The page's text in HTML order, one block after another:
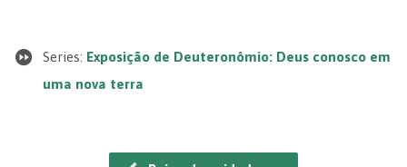
Series: Exposição de Deuteronômio: Deus conosco em
uma nova terra